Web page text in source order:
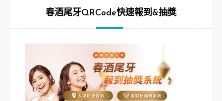
春酒尾牙QRCode快速報到&抽獎